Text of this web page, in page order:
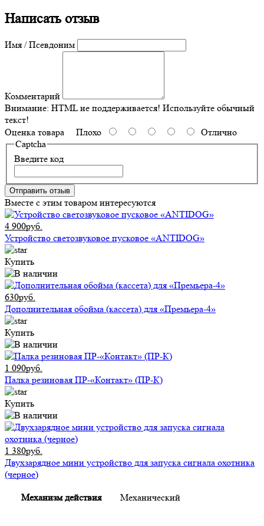
Написать отзыв
Имя / Псевдоним
Комментарий
Внимание: HTML не поддерживается! Используйте обычный
текст!
Оценка товара Плохо
Отлично
Captcha
Введите код
Отправить отзыв
Вместе с этим товаром интересуются
4 900руб.
Устройство светозвуковое пусковое «ANTIDOG»
Купить
630руб.
Дополнительная обойма (кассета) для «Премьера-4»
Купить
1 090руб.
Палка резиновая ПР-«Контакт» (ПР-К)
Купить
1 380руб.
Двухзарядное мини устройство для запуска сигнала охотника
(черное)
Механизм действия Механический